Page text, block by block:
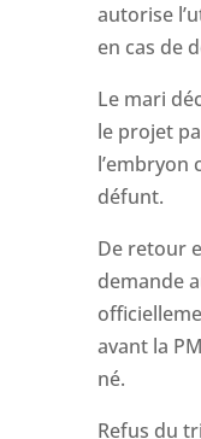
autorise
en cas de
Le mari
le projet
l’embryon
défunt.
De retour
demande
avant la
né.
Refus du